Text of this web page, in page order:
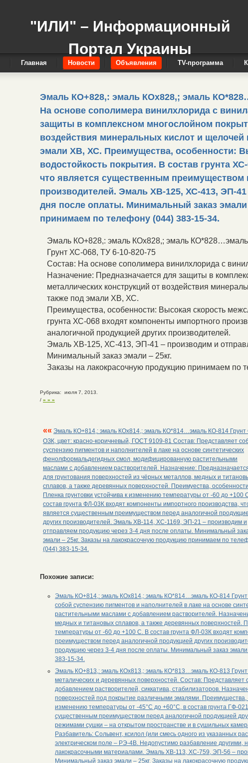
"ИЛИ" – Информационный
Портал Украины
Главная Новости Объявления TV-программа
Эмаль КО+828,: эмаль КОх828,; эмаль
На основе сополимера винилхлорида с
защиты в комплексном многослойном
воздействия минеральных кислот и щелочей
эмали ХВ, ХС. Преимущества, особенности:
водостойкость покрытия. В состав грунта
что является существенным преимуществом
производителей. Эмаль ХВ-125, ХС-413, ЭП-
дня после оплаты. Минимальный заказ
принимаем по телефону (044) 383-15-34.
Эмаль КО+828,: эмаль КОх828,; эмаль
Грунт ХС-068, ТУ 6-10-820-75
Состав: На основе сополимера винилхлорида с
Назначение: Предназначается для защиты в
металлических конструкций от воздействия
также под эмали ХВ, ХС.
Преимущества, особенности: Высокая скорость
грунта ХС-068 входят компоненты импортного
аналогичной продукцией других производителей.
Эмаль ХВ-125, ХС-413, ЭП-41 – производим и
Минимальный заказ эмали – 25кг.
Заказы на лакокрасочную продукцию принимаем по
Рубрика: июля 7, 2013.
/ » » »
«« Эмаль КО+814,: эмаль КОх814,; эмаль КО*814…эмаль КО-814
ОЗК, цвет: красно-коричневый, ГОСТ 9109-81 Состав: Представляет
суспензию пигментов и наполнителей в лаке на основе синтетических
фенолформальдегидных смол, модифицированную растительными
маслами с добавлением растворителей. Назначение:
для грунтования поверхностей из чёрных металлов, медных и
сплавов, а также деревянных поверхностей. Преимуества,
Пленка грунтовки устойчива к изменению температуры от -60 до +100
состав грунта ФЛ-03К входят компоненты импортного производства,
является существенным преимуществом перед аналогичной
других производителей. Эмаль ХВ-114, ХС-1169, ЭП-21 – производим и
отправляем продукцию через 3-4 дня после оплаты. Минимальный
эмали – 25кг. Заказы на лакокрасочную продукцию принимаем по
(044) 383-15-34.
Похожие записи:
Эмаль КО+814,: эмаль КОх814,; эмаль КО*814…эмаль КО-814
собой суспензию пигментов и наполнителей в лаке на основе
растительными маслами с добавлением растворителей.
медных и титановых сплавов, а также деревянных поверхностей.
температуры от -60 до +100 С. В состав грунта ФЛ-03К входят
преимуществом перед аналогичной продукцией других
продукцию через 3-4 дня после оплаты. Минимальный заказ
383-15-34.
Эмаль КО+813,: эмаль КОх813,; эмаль КО*813…эмаль КО-813
металических и деревянных поверхностей. Состав:
добавлением растворителей, сиккатива, стабилизаторов.
поверхностей под покрытие различными эмалями.
изменению температуры от -45°С до +60°С, в состав грунта ГФ-
существенным преимуществом перед аналогичной продукцией
режимами сушки – на открытом пространстве и в сушильных
Разбавитель: Сольвент, ксилол (или смесь одного из указанных
электрическом поле – РЭ-4В. Недопустимо разбавление
лакокрасочными материалами. Эмаль ХВ-113, ХС-759, ЭП-56 –
Минимальный заказ эмали – 25кг. Заказы на лакокрасочную